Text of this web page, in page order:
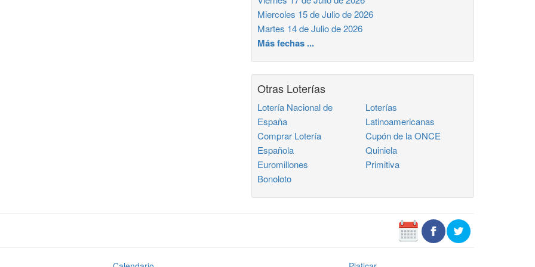
Miercoles 15 de Julio de 2026
Martes 14 de Julio de 2026
Más fechas ...
Otras Loterías
Lotería Nacional de
España
Comprar Lotería
Española
Euromillones
Bonoloto
Loterías
Latinoamericanas
Cupón de la ONCE
Quiniela
Primitiva